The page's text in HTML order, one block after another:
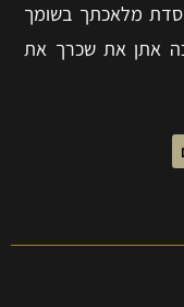
מלאכתך בשומך
אתן את שכרך את